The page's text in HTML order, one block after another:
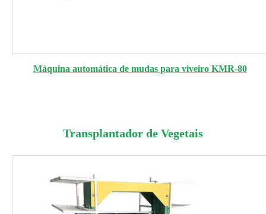
Máquina automática de mudas para viveiro KMR-80
Transplantador de Vegetais